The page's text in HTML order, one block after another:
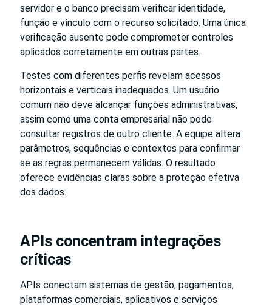
servidor e o banco precisam verificar identidade,
função e vínculo com o recurso solicitado. Uma única
verificação ausente pode comprometer controles
aplicados corretamente em outras partes.
Testes com diferentes perfis revelam acessos
horizontais e verticais inadequados. Um usuário
comum não deve alcançar funções administrativas,
assim como uma conta empresarial não pode
consultar registros de outro cliente. A equipe altera
parâmetros, sequências e contextos para confirmar
se as regras permanecem válidas. O resultado
oferece evidências claras sobre a proteção efetiva
dos dados.
APIs concentram integrações
críticas
APIs conectam sistemas de gestão, pagamentos,
plataformas comerciais, aplicativos e serviços